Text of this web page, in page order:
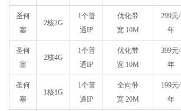
圣何
塞
2核2G
1个普
通IP
优化带
宽 10M
299元/
年
圣何
塞
2核4G
1个普
通IP
优化带
宽 10M
399元/
年
圣何
塞
1核1G
1个普
通IP
全向带
宽 20M
199元/
年